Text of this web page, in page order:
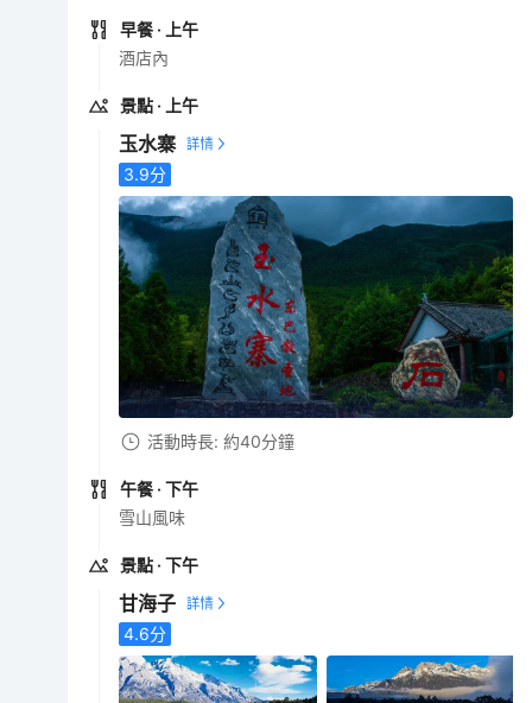
早餐 · 上午
酒店內
景點 · 上午
玉水寨
3.9分
活動時長: 約40分鐘
午餐 · 下午
雪山風味
景點 · 下午
甘海子
4.6分